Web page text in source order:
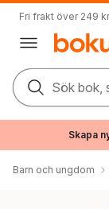
Fri frakt över 249 kr
Sök bok,
Skapa
Barn och ungdom